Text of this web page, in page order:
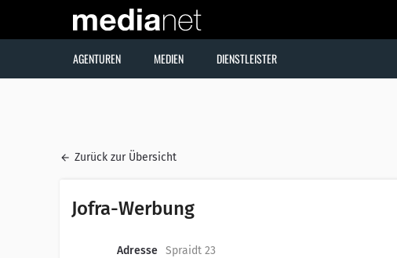
AGENTUREN MEDIEN DIENSTLEISTER
Zurück zur Übersicht
Jofra-Werbung
Adresse Spraidt 23